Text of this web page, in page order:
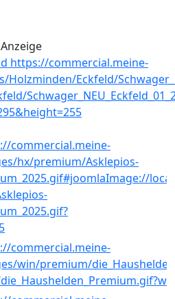
Anzeige